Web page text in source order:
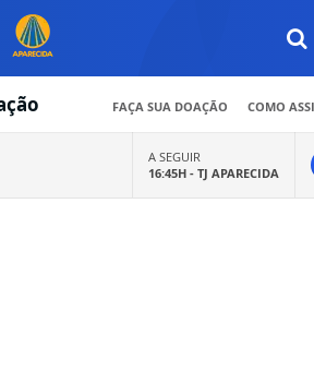
FAÇA SUA DOAÇÃO COMO
A SEGUIR
16:45H - TJ APARECIDA